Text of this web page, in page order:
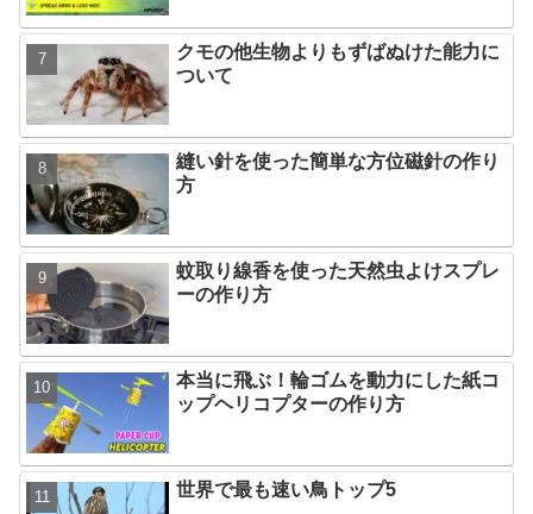
クモの他生物よりもずばぬけた能力に
ついて
縫い針を使った簡単な方位磁針の作り
方
蚊取り線香を使った天然虫よけスプレ
ーの作り方
本当に飛ぶ！輪ゴムを動力にした紙コ
ップヘリコプターの作り方
世界で最も速い鳥トップ5